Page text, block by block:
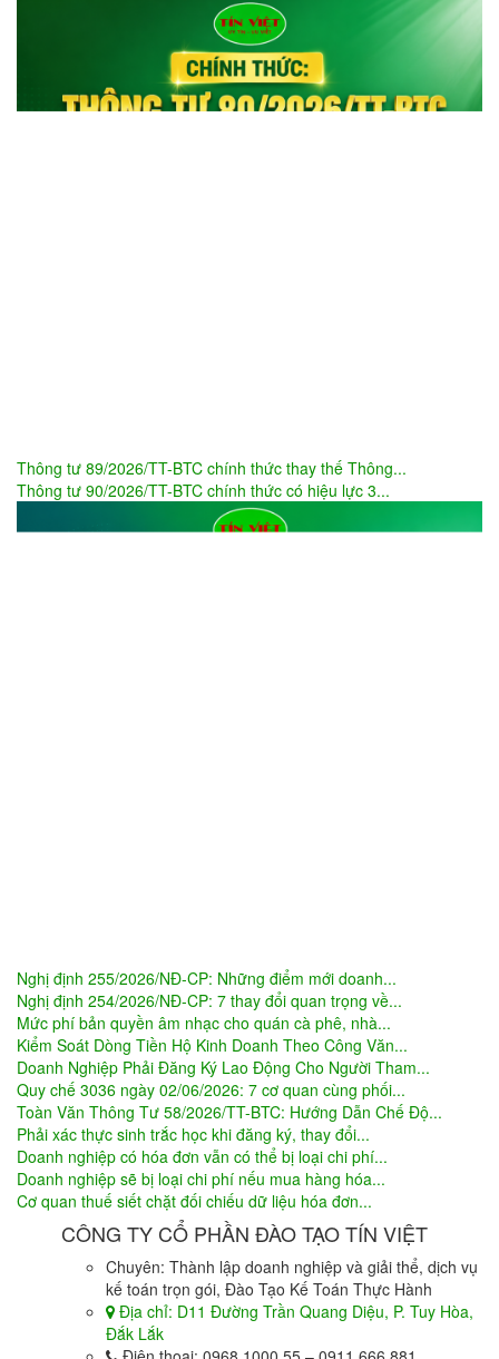
Thông tư 89/2026/TT-BTC chính thức thay thế Thông...
Thông tư 90/2026/TT-BTC chính thức có hiệu lực 3...
Nghị định 255/2026/NĐ-CP: Những điểm mới doanh...
Nghị định 254/2026/NĐ-CP: 7 thay đổi quan trọng về...
Mức phí bản quyền âm nhạc cho quán cà phê, nhà...
Kiểm Soát Dòng Tiền Hộ Kinh Doanh Theo Công Văn...
Doanh Nghiệp Phải Đăng Ký Lao Động Cho Người Tham...
Quy chế 3036 ngày 02/06/2026: 7 cơ quan cùng phối...
Toàn Văn Thông Tư 58/2026/TT-BTC: Hướng Dẫn Chế Độ...
Phải xác thực sinh trắc học khi đăng ký, thay đổi...
Doanh nghiệp có hóa đơn vẫn có thể bị loại chi phí...
Doanh nghiệp sẽ bị loại chi phí nếu mua hàng hóa...
Cơ quan thuế siết chặt đối chiếu dữ liệu hóa đơn...
CÔNG TY CỔ PHẦN ĐÀO TẠO TÍN VIỆT
Chuyên: Thành lập doanh nghiệp và giải thể, dịch vụ
kế toán trọn gói, Đào Tạo Kế Toán Thực Hành
Địa chỉ: D11 Đường Trần Quang Diệu, P. Tuy Hòa,
Đắk Lắk